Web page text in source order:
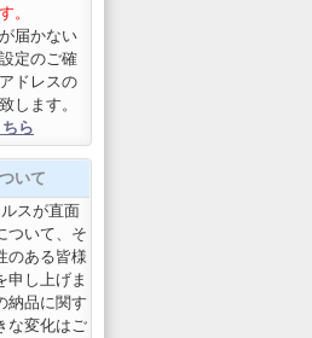
。
届かない
定のご確
ドレスの
します。
ら
いて
スが直面
ついて、そ
のある皆様
申し上げま
納品に関す
な変化はご